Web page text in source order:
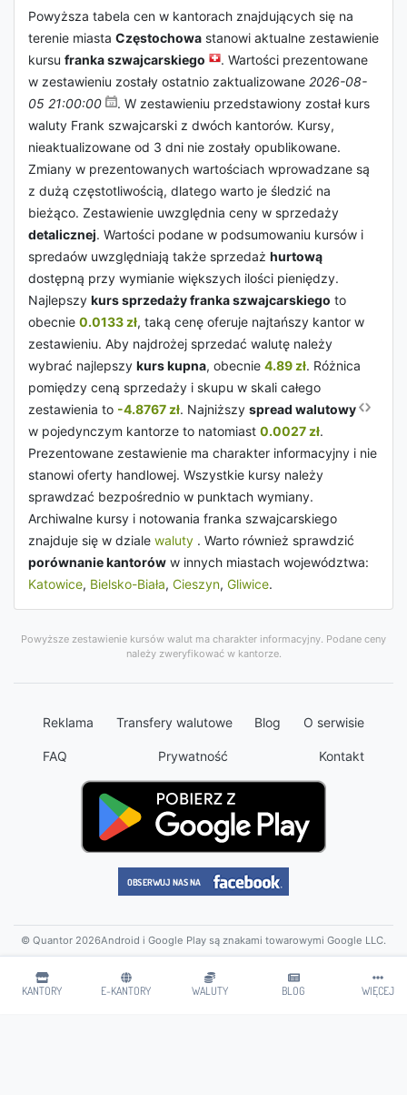
KANTORY E-KANTORY WALUTY BLOG WIĘCEJ
Powyższa tabela cen w kantorach znajdujących się na
terenie miasta Częstochowa stanowi aktualne zestawienie
kursu franka szwajcarskiego
. Wartości prezentowane
w zestawieniu zostały ostatnio zaktualizowane 2026-08-
05 21:00:00
. W zestawieniu przedstawiony został kurs
waluty Frank szwajcarski z dwóch kantorów. Kursy,
nieaktualizowane od 3 dni nie zostały opublikowane.
Zmiany w prezentowanych wartościach wprowadzane są
z dużą częstotliwością, dlatego warto je śledzić na
bieżąco. Zestawienie uwzględnia ceny w sprzedaży
detalicznej. Wartości podane w podsumowaniu kursów i
spredaów uwzględniają także sprzedaż hurtową
dostępną przy wymianie większych ilości pieniędzy.
Najlepszy kurs sprzedaży franka szwajcarskiego to
obecnie 0.0133 zł, taką cenę oferuje najtańszy kantor w
zestawieniu. Aby najdrożej sprzedać walutę należy
wybrać najlepszy kurs kupna, obecnie 4.89 zł. Różnica
pomiędzy ceną sprzedaży i skupu w skali całego
zestawienia to -4.8767 zł. Najniższy spread walutowy
w pojedynczym kantorze to natomiast 0.0027 zł.
Prezentowane zestawienie ma charakter informacyjny i nie
stanowi oferty handlowej. Wszystkie kursy należy
sprawdzać bezpośrednio w punktach wymiany.
Archiwalne kursy i notowania franka szwajcarskiego
znajduje się w dziale waluty . Warto również sprawdzić
porównanie kantorów w innych miastach województwa:
Katowice, Bielsko-Biała, Cieszyn, Gliwice.
Powyższe zestawienie kursów walut ma charakter informacyjny. Podane ceny
należy zweryfikować w kantorze.
Reklama Transfery walutowe Blog O serwisie
FAQ Prywatność Kontakt
© Quantor 2026Android i Google Play są znakami towarowymi Google LLC.